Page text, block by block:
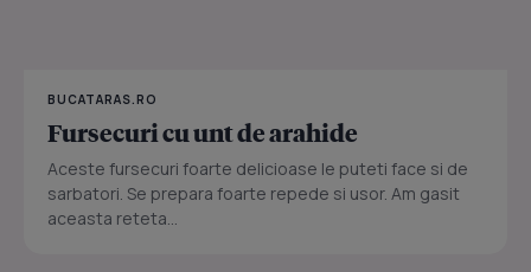
BUCATARAS.RO
Fursecuri cu unt de arahide
Aceste fursecuri foarte delicioase le puteti face si de
sarbatori. Se prepara foarte repede si usor. Am gasit
aceasta reteta...